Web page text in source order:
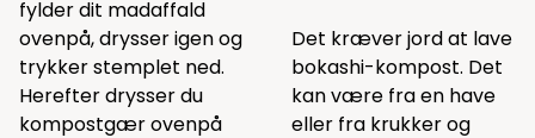
fylder dit madaffald
ovenpå, drysser igen og
trykker stemplet ned.
Herefter drysser du
kompostgær ovenpå
Det kræver jord at lave
bokashi-kompost. Det
kan være fra en have
eller fra krukker og